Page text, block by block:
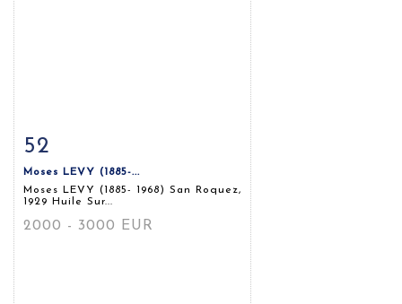
Fiche détaillée
52
Moses LEVY (1885-...
Moses LEVY (1885- 1968) San Roquez,
1929 Huile Sur...
2000 - 3000 EUR